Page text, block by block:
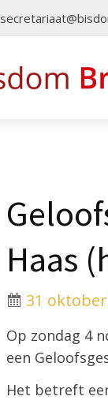
Haas
31
Op zondag 4
een
Het betreft